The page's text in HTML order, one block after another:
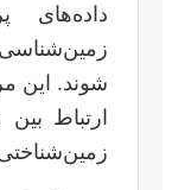
داده‌های
شوند. این
ارتباط